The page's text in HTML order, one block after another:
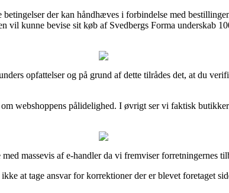
der kan håndhæves i forbindelse med
vil kunne bevise sit køb af Svedbergs Forma underskab
opfattelser og på grund af dette tilrådes det, at du
webshoppens pålidelighed. I øvrigt ser vi faktisk
massevis af e-handler da vi fremviser forretningernes
at tage ansvar for korrektioner der er blevet foretaget